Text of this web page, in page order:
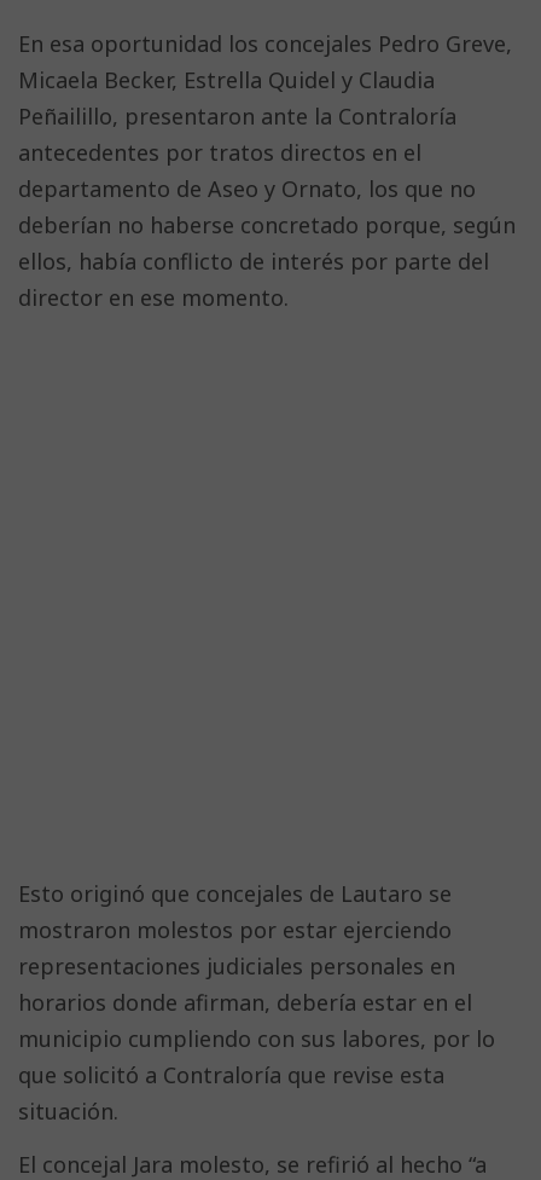
En esa oportunidad los concejales Pedro Greve,
Micaela Becker, Estrella Quidel y Claudia
Peñailillo, presentaron ante la Contraloría
antecedentes por tratos directos en el
departamento de Aseo y Ornato, los que no
deberían no haberse concretado porque, según
ellos, había conflicto de interés por parte del
director en ese momento.
Esto originó que concejales de Lautaro se
mostraron molestos por estar ejerciendo
representaciones judiciales personales en
horarios donde afirman, debería estar en el
municipio cumpliendo con sus labores, por lo
que solicitó a Contraloría que revise esta
situación.
El concejal Jara molesto, se refirió al hecho “a